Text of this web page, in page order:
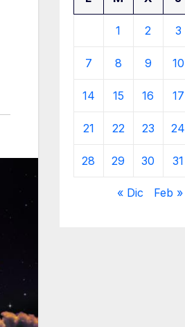
1 2 3
7 8 9 10
14 15 16 17
21 22 23 24
28 29 30 31
« Dic Feb »